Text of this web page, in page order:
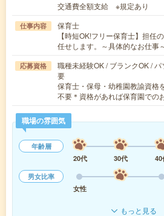
交通費全額支給 ※規定あり
仕事内容
保育士
【時短OK!フリー保育士】担任
任せします。～具体的なお仕事
応募資格
職種未経験OK / ブランクOK /
要
保育士・保母・幼稚園教諭資格
不要＊資格があれば保育園での
職場の雰囲気
年齢層
20代
30代 40
男女比率
女性
もっと見る